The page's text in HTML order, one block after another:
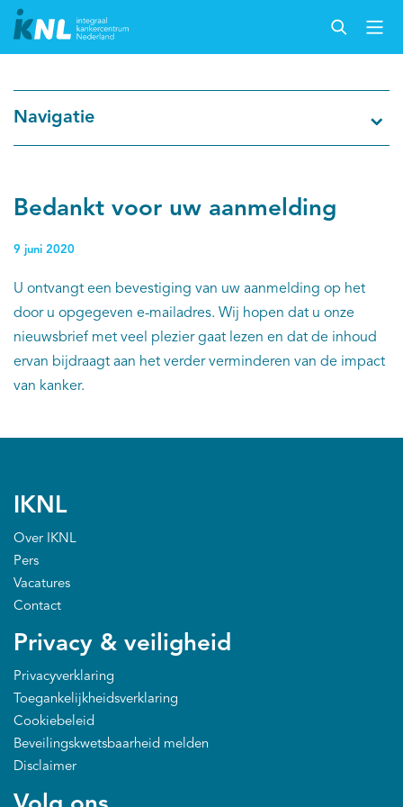
Cijfers over kanker
Over IKNL
Kanker & leven
Kankeratlas
Nieuws
Projecten
Trials
Navigatie
Bedankt voor uw aanmelding
9 juni 2020
U ontvangt een bevestiging van uw aanmelding op het
door u opgegeven e-mailadres. Wij hopen dat u onze
nieuwsbrief met veel plezier gaat lezen en dat de inhoud
ervan bijdraagt aan het verder verminderen van de impact
van kanker.
IKNL
Over IKNL
Pers
Vacatures
Contact
Privacy & veiligheid
Privacyverklaring
Toegankelijkheidsverklaring
Cookiebeleid
Beveilingskwetsbaarheid melden
Disclaimer